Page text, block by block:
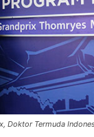
Doktor Termuda